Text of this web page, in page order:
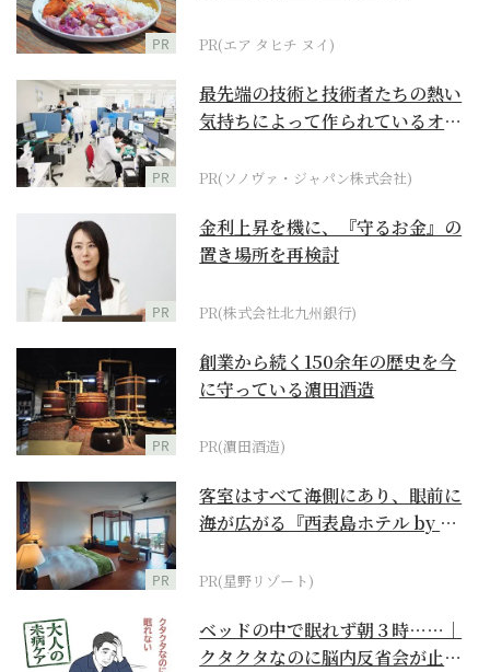
PR PR(エア タヒチ ヌイ)
PR
最先端の技術と技術者たちの熱い
気持ちによって作られているオー
PR(ソノヴァ・ジャパン株式会社)
PR
金利上昇を機に、『守るお金』の
置き場所を再検討
PR(株式会社北九州銀行)
PR
創業から続く150余年の歴史を今
に守っている濵田酒造
PR(濵田酒造)
PR
客室はすべて海側にあり、眼前に
海が広がる『西表島ホテル by 星
PR(星野リゾート)
ベッドの中で眠れず朝３時……｜
クタクタなのに脳内反省会が止ま